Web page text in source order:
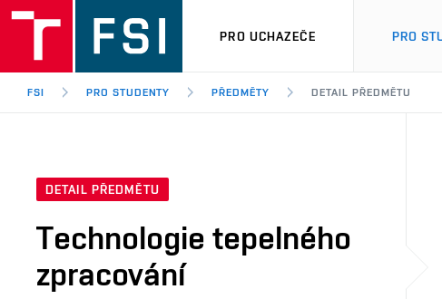
PRO UCHAZEČE PRO
FSI PRO STUDENTY PŘEDMĚTY DETAIL PŘEDMĚTU
DETAIL PŘEDMĚTU
Technologie tepelného
zpracování